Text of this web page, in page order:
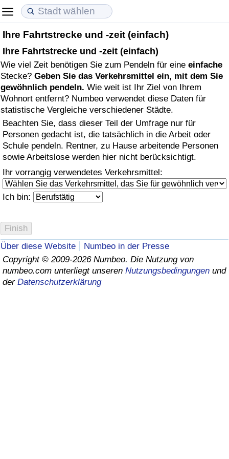
Ihre Fahrtstrecke und -zeit (einfach)
Ihre Fahrtstrecke und -zeit (einfach)
Wie viel Zeit benötigen Sie zum Pendeln für eine einfache
Stecke? Geben Sie das Verkehrsmittel ein, mit dem Sie
gewöhnlich pendeln. Wie weit ist Ihr Ziel von Ihrem
Wohnort entfernt? Numbeo verwendet diese Daten für
statistische Vergleiche verschiedener Städte.
Beachten Sie, dass dieser Teil der Umfrage nur für
Personen gedacht ist, die tatsächlich in die Arbeit oder
Schule pendeln. Rentner, zu Hause arbeitende Personen
sowie Arbeitslose werden hier nicht berücksichtigt.
Ihr vorrangig verwendetes Verkehrsmittel:
Ich bin:
Über diese Website
Numbeo in der Presse
Copyright © 2009-2026 Numbeo. Die Nutzung von
numbeo.com unterliegt unseren Nutzungsbedingungen und
der Datenschutzerklärung
Lebenshaltungskosten
Lebenshaltungskosten-Index (aktuell)
Lebenshaltungskosten-Index
Lebenshaltungskosten-Index nach Land
in Akaba
Immobilienpreise
Immobilienpreis-Index (aktuell)
Immobilienpreis-Index
Immobilienpreis-Index nach Land
Lebensqualität
Lebensqualität-Index
Lebensqualität-Index (aktuell)
Lebensqualitätsindex nach Land
Kriminalität
Kriminalitäts-Index (aktuell)
Kriminalitäts-Index
Kriminalitätsindex nach Land
Gesundheitsversorgung
Gesundheitsversorgungs-Index (aktuell)